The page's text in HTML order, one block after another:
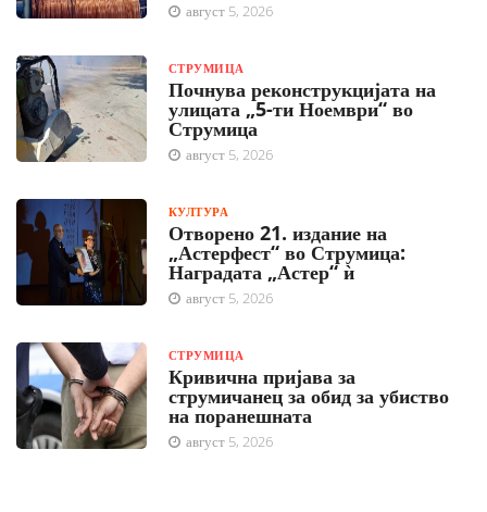
август 5, 2026
СТРУМИЦА
Почнува реконструкцијата на
улицата „5-ти Ноември“ во
Струмица
август 5, 2026
КУЛТУРА
Отворено 21. издание на
„Астерфест“ во Струмица:
Наградата „Астер“ ѝ
август 5, 2026
СТРУМИЦА
Кривична пријава за
струмичанец за обид за убиство
на поранешната
август 5, 2026